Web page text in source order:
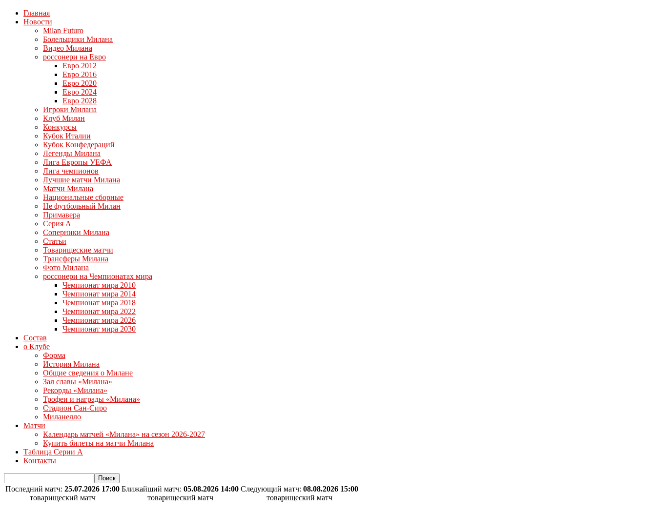
Главная
Новости
Milan Futuro
Болельщики Милана
Видео Милана
россонери на Евро
Евро 2012
Евро 2016
Евро 2020
Евро 2024
Евро 2028
Игроки Милана
Клуб Милан
Конкурсы
Кубок Италии
Кубок Конфедераций
Легенды Милана
Лига Европы УЕФА
Лига чемпионов
Лучшие матчи Милана
Матчи Милана
Национальные сборные
Не футбольный Милан
Примавера
Серия А
Соперники Милана
Статьи
Товарищеские матчи
Трансферы Милана
Фото Милана
россонери на Чемпионатах мира
Чемпионат мира 2010
Чемпионат мира 2014
Чемпионат мира 2018
Чемпионат мира 2022
Чемпионат мира 2026
Чемпионат мира 2030
Состав
о Клубе
Форма
История Милана
Общие сведения о Милане
Зал славы «Милана»
Рекорды «Милана»
Трофеи и награды «Милана»
Стадион Сан-Сиро
Миланелло
Матчи
Календарь матчей «Милана» на сезон 2026-2027
Купить билеты на матчи Милана
Таблица Серии А
Контакты
Последний матч: 25.07.2026 17:00
товарищеский матч
Ближайший матч: 05.08.2026 14:00
товарищеский матч
Следующий матч: 08.08.2026 15:00
товарищеский матч